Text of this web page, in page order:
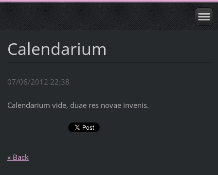
Calendarium
07/06/2012 22:38
Calendarium vide, duae res novae invenis.
« Back